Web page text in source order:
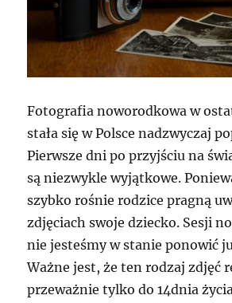
Fotografia noworodkowa w
stała się w Polsce nadzwyczaj
Pierwsze dni po przyjściu na
są niezwykle wyjątkowe.
szybko rośnie rodzice pragną
zdjęciach swoje dziecko. Sesji
nie jesteśmy w stanie ponowić
Ważne jest, że ten rodzaj zdjęć
przeważnie tylko do 14dnia